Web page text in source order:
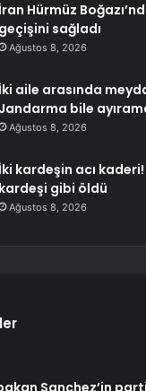
İran Hürmüz
geçişini sağladı
Ağustos 8, 2026
İki aile arasında
Jandarma bile
Ağustos 8, 2026
İki kardeşin acı
kardeşi gibi öldü
Ağustos 8, 2026